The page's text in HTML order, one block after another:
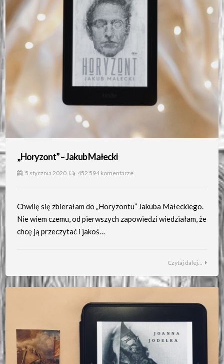
„Horyzont” – Jakub Małecki
5 stycznia 2020 452 594 komentarze
Chwilę się zbierałam do „Horyzontu” Jakuba Małeckiego.
Nie wiem czemu, od pierwszych zapowiedzi wiedziałam, że
chcę ją przeczytać i jakoś…
Czytaj dalej...